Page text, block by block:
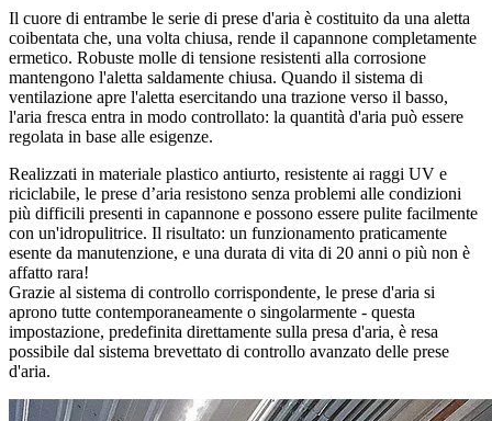
Il cuore di entrambe le serie di prese d'aria è costituito da una aletta
coibentata che, una volta chiusa, rende il capannone completamente
ermetico. Robuste molle di tensione resistenti alla corrosione
mantengono l'aletta saldamente chiusa. Quando il sistema di
ventilazione apre l'aletta esercitando una trazione verso il basso,
l'aria fresca entra in modo controllato: la quantità d'aria può essere
regolata in base alle esigenze.
Realizzati in materiale plastico antiurto, resistente ai raggi UV e
riciclabile, le prese d’aria resistono senza problemi alle condizioni
più difficili presenti in capannone e possono essere pulite facilmente
con un'idropulitrice. Il risultato: un funzionamento praticamente
esente da manutenzione, e una durata di vita di 20 anni o più non è
affatto rara!
Grazie al sistema di controllo corrispondente, le prese d'aria si
aprono tutte contemporaneamente o singolarmente - questa
impostazione, predefinita direttamente sulla presa d'aria, è resa
possibile dal sistema brevettato di controllo avanzato delle prese
d'aria.